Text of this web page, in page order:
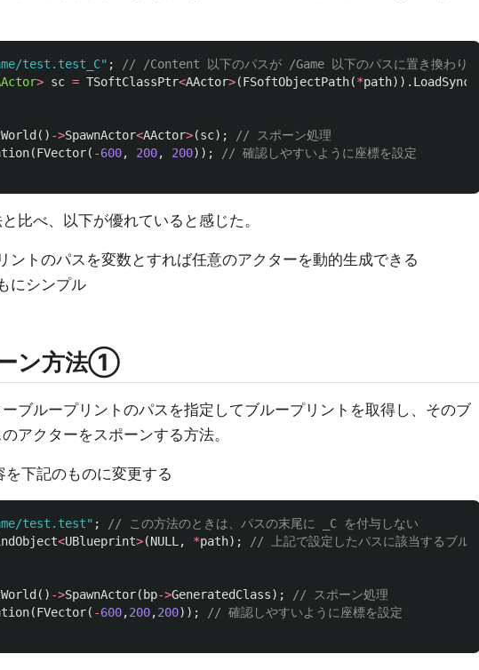
test.test_C" ;
// /Content 以下のパスが /Game 以下のパスに置き換わ
> sc = TSoftClassPtr<AActor>(FSoftObjectPath(*path)).
() ->SpawnActor<AActor>(sc);
// スポーン処理
(FVector( -600, 200, 200));
// 確認しやすいように座標を設定
比べ、以下が優れていると感じた。
ントのパスを変数とすれば任意のアクターを動的生成できる
にシンプル
ン方法①
ブループリントのパスを指定してブループリントを取得し、そのブ
アクターをスポーンする方法。
下記のものに変更する
test.test" ;
// この方法のときは、パスの末尾に _C を付与しない
<UBlueprint>(NULL, *path);
// 上記で設定したパスに該当するブル
() ->SpawnActor( bp->GeneratedClass);
// スポーン処理
(FVector( -600,200,200));
// 確認しやすいように座標を設定